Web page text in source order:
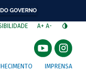
GOVERNO
A+ A-
IMPRENSA